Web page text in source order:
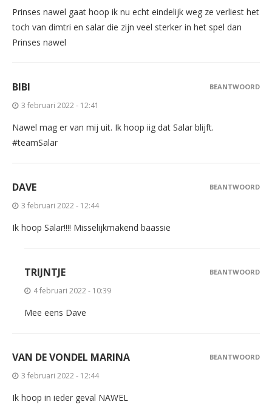
Prinses nawel gaat hoop ik nu echt eindelijk weg ze verliest het
toch van dimtri en salar die zijn veel sterker in het spel dan
Prinses nawel
BIBI
3 februari 2022 - 12:41
Nawel mag er van mij uit. Ik hoop iig dat Salar blijft.
#teamSalar
BEANTWOORD
DAVE
3 februari 2022 - 12:44
Ik hoop Salar!!!! Misselijkmakend baassie
BEANTWOORD
TRIJNTJE
4 februari 2022 - 10:39
Mee eens Dave
BEANTWOORD
VAN DE VONDEL MARINA
3 februari 2022 - 12:44
Ik hoop in ieder geval NAWEL
BEANTWOORD